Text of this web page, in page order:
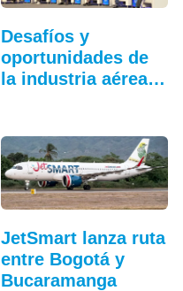
Desafíos y
oportunidades de
la industria aérea
JetSmart lanza ruta
entre Bogotá y
Bucaramanga